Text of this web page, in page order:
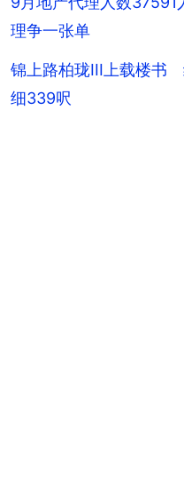
理争一张单
锦上路柏珑III上载楼
细339呎